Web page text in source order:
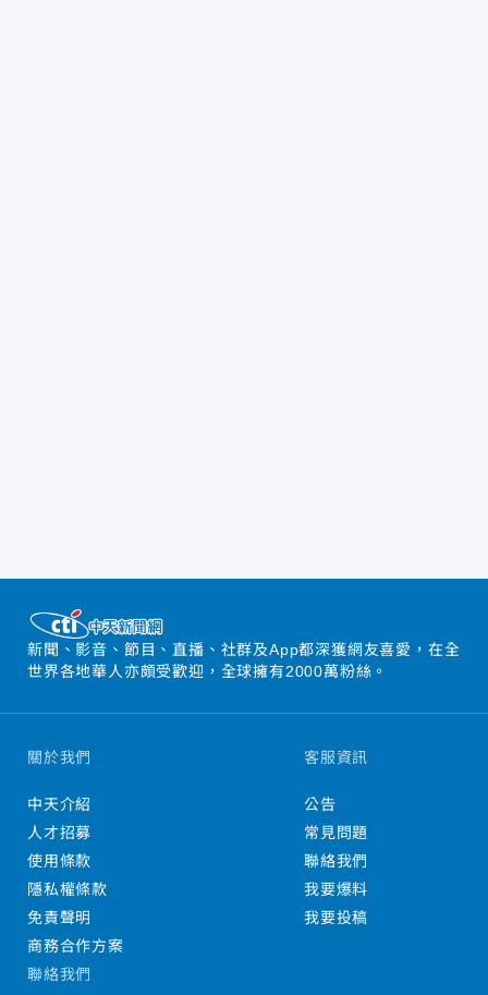
新聞、影音、節目、直播、社群及App都深獲網友喜愛，在全
世界各地華人亦頗受歡迎，全球擁有2000萬粉絲。
關於我們
中天介紹
人才招募
使用條款
隱私權條款
免責聲明
商務合作方案
客服資訊
公告
常見問題
聯絡我們
我要爆料
我要投稿
聯絡我們